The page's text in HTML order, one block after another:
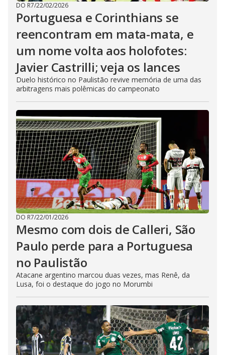
DO R7/22/02/2026
Portuguesa e Corinthians se
reencontram em mata-mata, e
um nome volta aos holofotes:
Javier Castrilli; veja os lances
Duelo histórico no Paulistão revive memória de uma das
arbitragens mais polêmicas do campeonato
DO R7/22/01/2026
Mesmo com dois de Calleri, São
Paulo perde para a Portuguesa
no Paulistão
Atacane argentino marcou duas vezes, mas Renê, da
Lusa, foi o destaque do jogo no Morumbi